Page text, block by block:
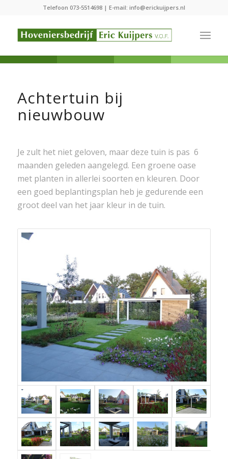
Telefoon 073-5514698| E-mail: info@erickuijpers.nl
Achtertuin bij
nieuwbouw
Je zult het niet geloven, maar deze tuin is pas 6
maanden geleden aangelegd. Een groene oase
met planten in allerlei soorten en kleuren. Door
een goed beplantingsplan heb je gedurende een
groot deel van het jaar kleur in de tuin.